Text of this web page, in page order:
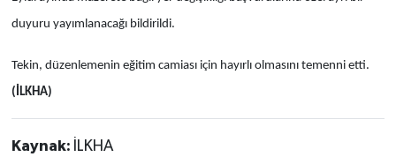
duyuru yayımlanacağı bildirildi.
Tekin, düzenlemenin eğitim camiası için hayırlı olmasını temenni etti.
(İLKHA)
Kaynak: İLKHA